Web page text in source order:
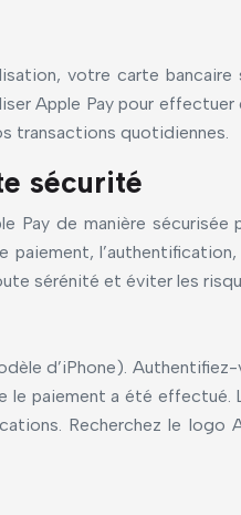
votre carte bancaire
Apple Pay pour
transactions quotidiennes.
sécurité
Pay de manière
sérénité et éviter les
d’iPhone).
paiement a été effectué.
Recherchez le logo